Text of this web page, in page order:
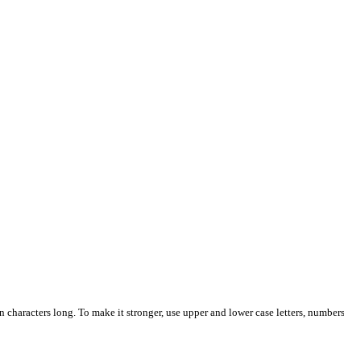
characters long. To make it stronger, use upper and lower case letters,